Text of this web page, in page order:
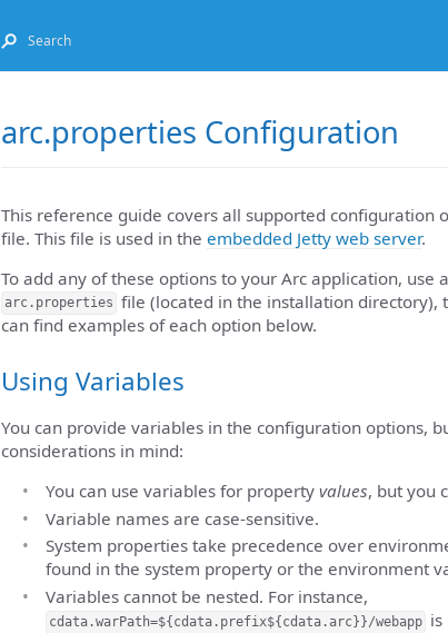
arc.properties Configuration
This reference guide covers all supported configuration
file. This file is used in the embedded Jetty web server.
To add any of these options to your Arc application, use
arc.properties file (located in the installation directory),
can find examples of each option below.
Using Variables
You can provide variables in the configuration options,
considerations in mind:
You can use variables for property values, but you
Variable names are case-sensitive.
System properties take precedence over
found in the system property or the environment
Variables cannot be nested. For instance,
cdata.warPath=${cdata.prefix${cdata.arc}}/webapp is